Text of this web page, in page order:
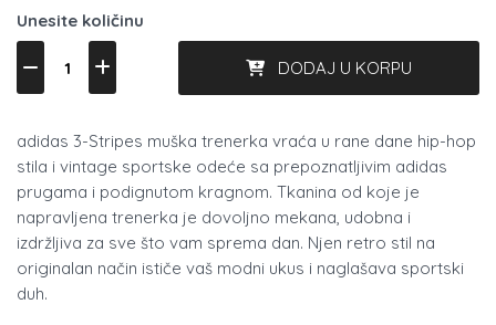
Unesite količinu
DODAJ U KORPU
adidas 3-Stripes muška trenerka vraća u rane dane hip-hop
stila i vintage sportske odeće sa prepoznatljivim adidas
prugama i podignutom kragnom. Tkanina od koje je
napravljena trenerka je dovoljno mekana, udobna i
izdržljiva za sve što vam sprema dan. Njen retro stil na
originalan način ističe vaš modni ukus i naglašava sportski
duh.